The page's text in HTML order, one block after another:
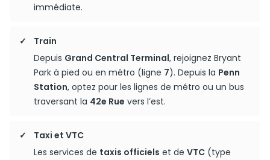
immédiate.
Train
Depuis Grand Central Terminal, rejoignez Bryant
Park à pied ou en métro (ligne 7). Depuis la Penn
Station, optez pour les lignes de métro ou un bus
traversant la 42e Rue vers l’est.
Taxi et VTC
Les services de taxis officiels et de VTC (type